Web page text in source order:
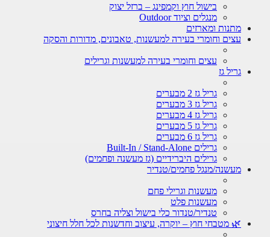
בישול חוץ וקמפינג – ברזל יצוק
מנגלים וציוד Outdoor
מתנות ומארזים
עצים וחומרי בעירה למעשנות, טאבונים, מדורות והסקה
עצים וחומרי בעירה למעשנות וגרילים
גריל גז
גריל גז 2 מבערים
גריל גז 3 מבערים
גריל גז 4 מבערים
גריל גז 5 מבערים
גריל גז 6 מבערים
גרילים Built-In / Stand-Alone
גרילים היברידיים (גז מעשנה ופחמים)
מעשנה/מנגל פחמים/טנדיר
מעשנות וגרילי פחם
מעשנות פלט
טנדיר/טנדור כלי בישול וצליה בחרס
🌿 מטבחי חוץ – יוקרה, עיצוב וחדשנות לכל חלל חיצוני